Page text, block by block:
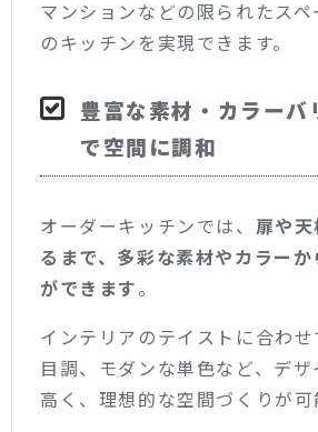
マンションなどの限られたス
のキッチンを実現できます。
豊富な素材・カラーバ
で空間に調和
オーダーキッチンでは、 扉や
るまで、多彩な素材やカラー
ができます。
インテリアのテイストに合わ
目調、モダンな単色など、デ
高く、理想的な空間づくりが可